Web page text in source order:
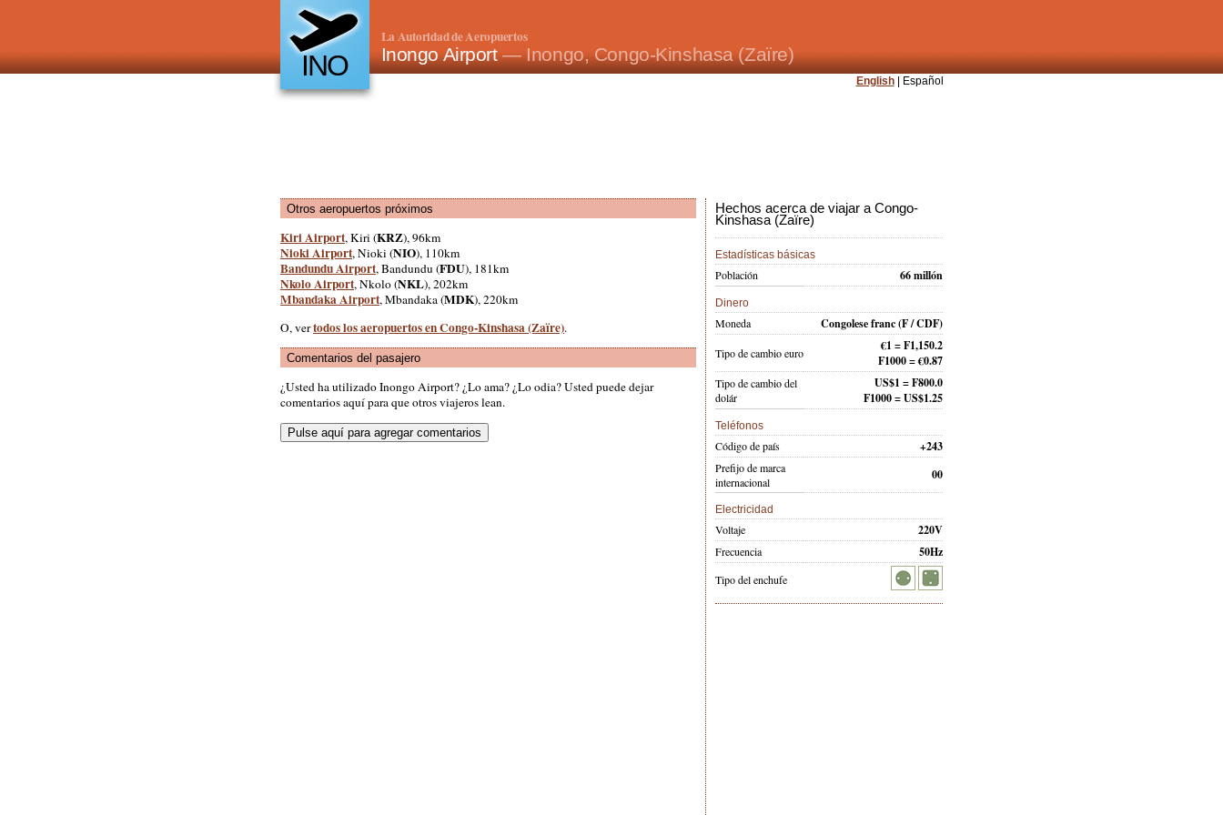
INO
La Autoridad de Aeropuertos
Inongo Airport— Inongo, Congo-Kinshasa (Zaïre)
English| Español
Otros aeropuertos próximos
Kiri Airport, Kiri (KRZ), 96km
Nioki Airport, Nioki (NIO), 110km
Bandundu Airport, Bandundu (FDU), 181km
Nkolo Airport, Nkolo (NKL), 202km
Mbandaka Airport, Mbandaka (MDK), 220km
O, vertodos los aeropuertos en Congo-Kinshasa (Zaïre).
Comentarios del pasajero
¿Usted ha utilizado Inongo Airport? ¿Lo ama? ¿Lo odia? Usted puede dejar
comentarios aquí para que otros viajeros lean.
Hechos acerca de viajar a Congo-
Kinshasa (Zaïre)
Estadísticas básicas
Población 66 millón
Dinero
Moneda Congolese franc(F / CDF)
Tipo de cambio euro
€1 = F1,150.2
F1000 = €0.87
Tipo de cambio del
dolár
US$1 = F800.0
F1000 = US$1.25
Teléfonos
Código de país +243
Prefijo de marca
internacional
00
Electricidad
Voltaje 220V
Frecuencia 50Hz
Tipo del enchufe